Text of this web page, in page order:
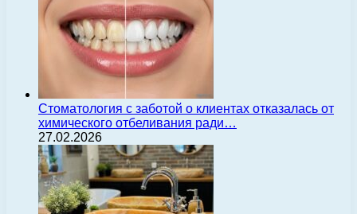
Стоматология с заботой о клиентах отказалась от
химического отбеливания ради…
27.02.2026